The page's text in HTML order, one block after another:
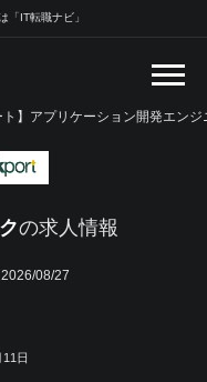
「IT転職ナビ」
ト】アプリケーション開発エン
の求人情報
08/27
日